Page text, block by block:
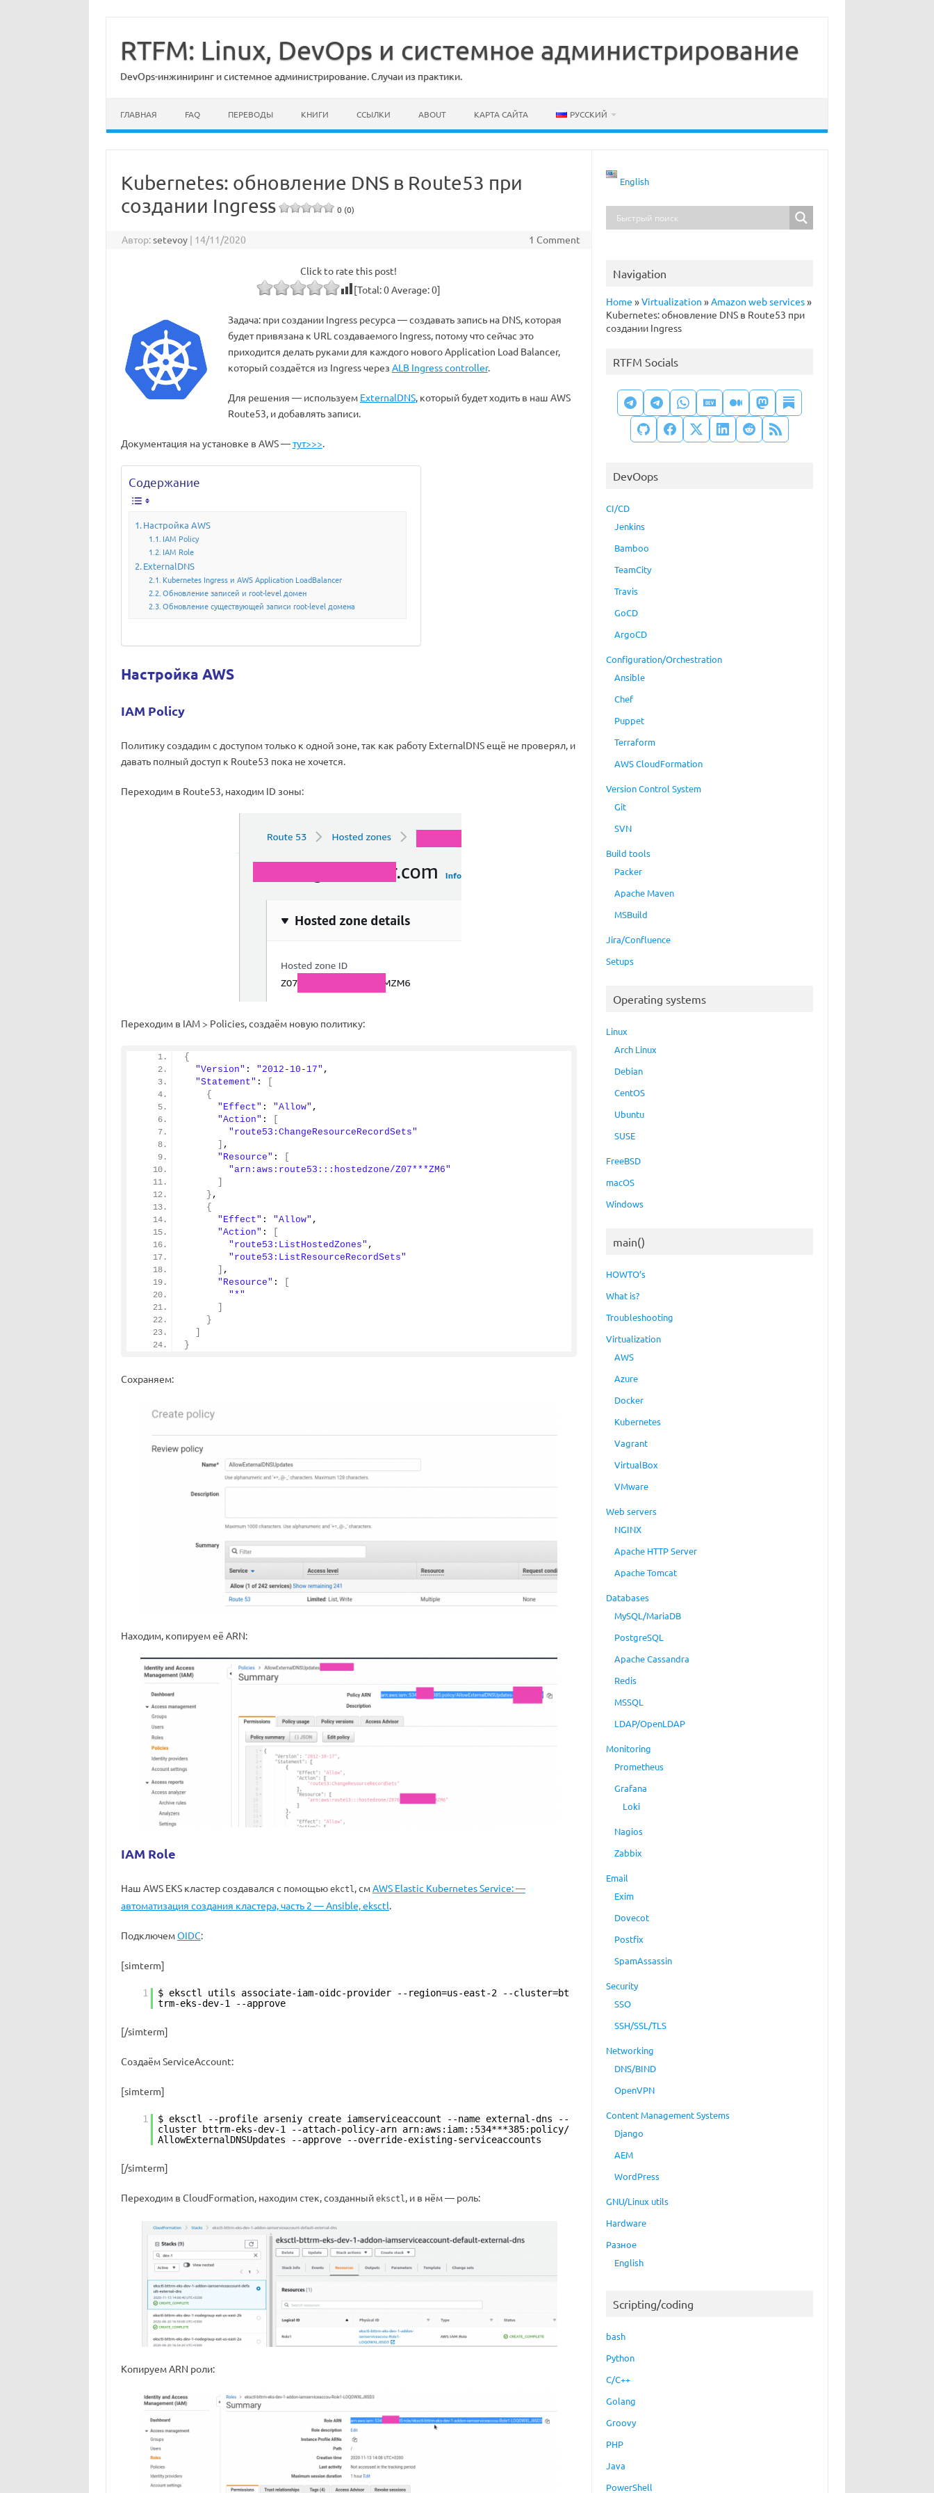
содержимому
RTFM: Linux, DevOps и системное администрирование
DevOps-инжиниринг и системное администрирование. Случаи из практики.
ГЛАВНАЯ FAQ ПЕРЕВОДЫ КНИГИ ССЫЛКИ ABOUT КАРТА САЙТА РУССКИЙ
Kubernetes: обновление DNS в Route53 при
создании Ingress
0 (0)
Автор:setevoy | 14/11/2020 1 Comment
Click to rate this post!
[Total:0Average:0]
Задача: при создании Ingress ресурса — создавать запись на DNS, которая
будет привязана к URL создаваемого Ingress, потому что сейчас это
приходится делать руками для каждого нового Application Load Balancer,
который создаётся из Ingress через ALB Ingress controller.
Для решения — используем ExternalDNS, который будет ходить в наш AWS
Route53, и добавлять записи.
Документация на установке в AWS —тут>>>.
Содержание
Настройка AWS
IAM Policy
IAM Role
ExternalDNS
Kubernetes Ingress и AWS Application LoadBalancer
Обновление записей и root-level домен
Обновление существующей записи root-level домена
Настройка AWS
IAM Policy
Политику создадим с доступом только к одной зоне, так как работу ExternalDNS ещё не проверял, и
давать полный доступ к Route53 пока не хочется.
Переходим в Route53, находим ID зоны:
Переходим в IAM > Policies, создаём новую политику:
{
"Version" : "2012-10-17" ,
"Statement" :
{
"Effect" : "Allow" ,
"Action" :
"route53:ChangeResourceRecordSets"
,
"Resource" :
"arn:aws:route53:::hostedzone/Z07***ZM6"
} ,
{
"Effect" : "Allow" ,
"Action" :
"route53:ListHostedZones" ,
"route53:ListResourceRecordSets"
,
"Resource" :
"*"
}
}
Сохраняем:
Находим, копируем её ARN:
IAM Role
Наш AWS EKS кластер создавался с помощью ekctl, смAWS Elastic Kubernetes Service: —
автоматизация создания кластера, часть 2 — Ansible, eksctl.
ПодключемOIDC:
[simterm]
1
$ eksctl utils associate-iam-oidc-provider --region=us-east-2 --cluster=bt
trm-eks-dev-1 --approve
[/simterm]
Создаём ServiceAccount:
[simterm]
1
$ eksctl --profile arseniy create iamserviceaccount --name external-dns --
cluster bttrm-eks-dev-1 --attach-policy-arn arn:aws:iam::534***385:policy/
AllowExternalDNSUpdates --approve --override-existing-serviceaccounts
[/simterm]
Переходим в CloudFormation, находим стек, созданный eksctl, и в нём — роль:
Копируем ARN роли:
English
Navigation
Home »Virtualization »Amazon web services»
Kubernetes: обновление DNS в Route53 при
создании Ingress
RTFM Socials
DevOops
CI/CD
Jenkins
Bamboo
TeamCity
Travis
GoCD
ArgoCD
Configuration/Orchestration
Ansible
Chef
Puppet
Terraform
AWS CloudFormation
Version Control System
Git
SVN
Build tools
Packer
Apache Maven
MSBuild
Jira/Confluence
Setups
Operating systems
Linux
Arch Linux
Debian
CentOS
Ubuntu
SUSE
FreeBSD
macOS
Windows
main()
HOWTO’s
What is?
Troubleshooting
Virtualization
AWS
Azure
Docker
Kubernetes
Vagrant
VirtualBox
VMware
Web servers
NGINX
Apache HTTP Server
Apache Tomcat
Databases
MySQL/MariaDB
PostgreSQL
Apache Cassandra
Redis
MSSQL
LDAP/OpenLDAP
Monitoring
Prometheus
Grafana
Loki
Nagios
Zabbix
Email
Exim
Dovecot
Postfix
SpamAssassin
Security
SSO
SSH/SSL/TLS
Networking
DNS/BIND
OpenVPN
Content Management Systems
Django
AEM
WordPress
GNU/Linux utils
Hardware
Разное
English
Scripting/coding
bash
Python
C/C++
Golang
Groovy
PHP
Java
PowerShell